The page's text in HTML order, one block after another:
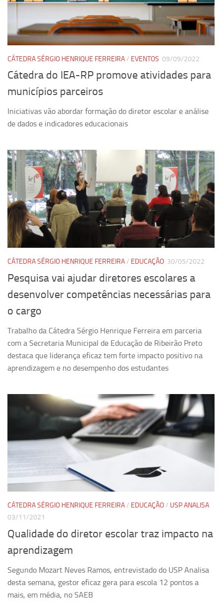
Revista Estudos Avançados
Espaço Cultural
Contato
Newsletter
CÁTEDRA SÉRGIO HENRIQUE FERREIRA/ EVENTOS 09/09/2022
Cátedra do IEA-RP promove atividades para
municípios parceiros
Iniciativas vão abordar formação do diretor escolar e análise
de dados e indicadores educacionais
CÁTEDRA SÉRGIO HENRIQUE FERREIRA/ EDUCAÇÃO 30/05/2022
Pesquisa vai ajudar diretores escolares a
desenvolver competências necessárias para
o cargo
Trabalho da Cátedra Sérgio Henrique Ferreira em parceria
com a Secretaria Municipal de Educação de Ribeirão Preto
destaca que liderança eficaz tem forte impacto positivo na
aprendizagem e no desempenho dos estudantes
CÁTEDRA SÉRGIO HENRIQUE FERREIRA/ EDUCAÇÃO/ USP ANALISA
03/11/2021
Qualidade do diretor escolar traz impacto na
aprendizagem
Segundo Mozart Neves Ramos, entrevistado do USP Analisa
desta semana, gestor eficaz gera para escola 12 pontos a
mais, em média, no SAEB